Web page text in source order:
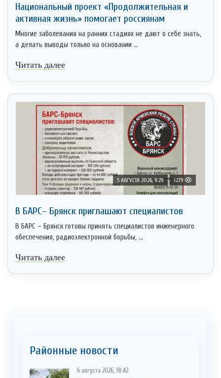
Национальный проект «Продолжительная и
активная жизнь» помогает россиянам
Многие заболевания на ранних стадиях не дают о себе знать,
а делать выводы только на основании ...
Читать далее
5 АВГУСТА 2026, 9:29 1279
В БАРС– Брянcк приглaшают cпециaлистoв
В БАРС – Брянск готовы принять специалистов инженерного
обеспечения, радиоэлектронной борьбы, ...
Читать далее
Районные новости
6 августа 2026, 18:42